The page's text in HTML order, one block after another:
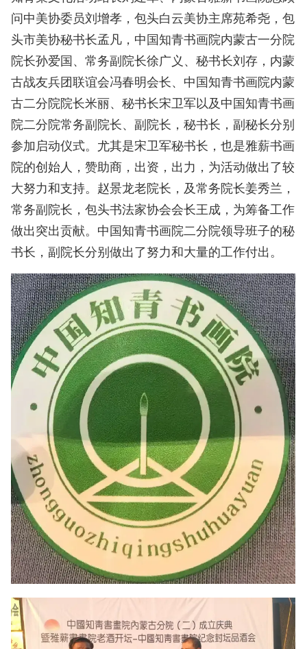
问中美协委员刘增孝，包头白云美协主席苑希尧，包
头市美协秘书长孟凡，中国知青书画院内蒙古一分院
院长孙爱国、常务副院长徐广义、秘书长刘存，内蒙
古战友兵团联谊会冯春明会长、中国知青书画院内蒙
古二分院院长米丽、秘书长宋卫军以及中国知青书画
院二分院常务副院长、副院长，秘书长，副秘长分别
参加启动仪式。尤其是宋卫军秘书长，也是雅薪书画
院的创始人，赞助商，出资，出力，为活动做出了较
大努力和支持。赵景龙老院长，及常务院长姜秀兰，
常务副院长，包头书法家协会会长王成，为筹备工作
做出突出贡献。中国知青书画院二分院领导班子的秘
书长，副院长分别做出了努力和大量的工作付出。